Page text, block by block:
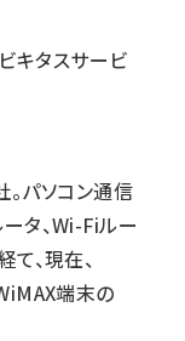
キタスサービ
パソコン通信
タ、Wi-Fiルー
、現在、
端末の